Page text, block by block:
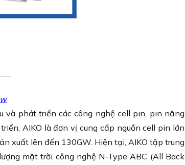
và phát triển các công nghệ cell pin, pin năng
AIKO là đơn vị cung cấp nguồn cell pin lớn
xuất lên đến 130GW. Hiện tại, AIKO tập trung
mặt trời công nghệ N-Type ABC (All Back